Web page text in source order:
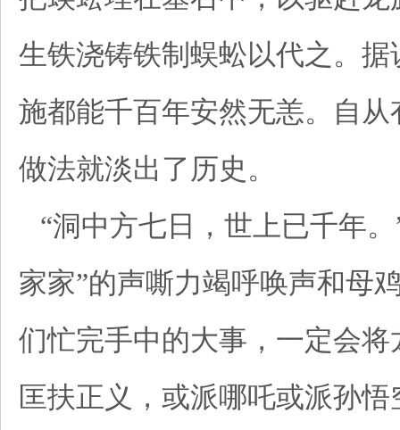
生铁浇铸铁制蜈蚣以代之。
施都能千百年安然无恙。自
做法就淡出了历史。
“洞中方七日，世上已千年
家家”的声嘶力竭呼唤声和母
们忙完手中的大事，一定会
匡扶正义，或派哪吒或派孙